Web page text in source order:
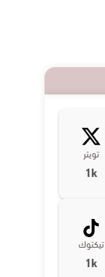
تويتر
1k
تيكتوك
1k